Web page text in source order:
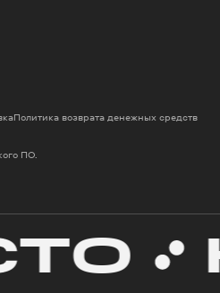
ПО.
Политика возврата денежных средств